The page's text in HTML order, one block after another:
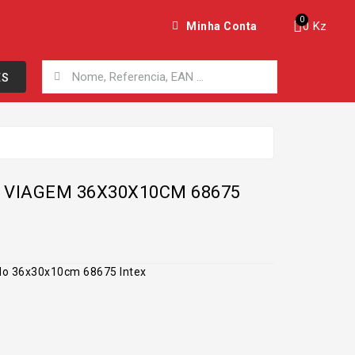
Minha Conta 0 Kz
VIAGEM 36X30X10CM 68675
36x30x10cm 68675 Intex